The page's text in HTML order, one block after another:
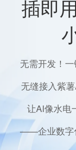
插即
无需开发！
无缝接入紫
让AI像水电
——企业数字